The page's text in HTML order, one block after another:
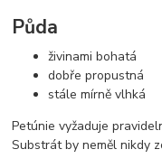
Půda
živinami bohatá
dobře propustná
stále mírně vlhká
Petúnie vyžaduje
Substrát by neměl nikdy